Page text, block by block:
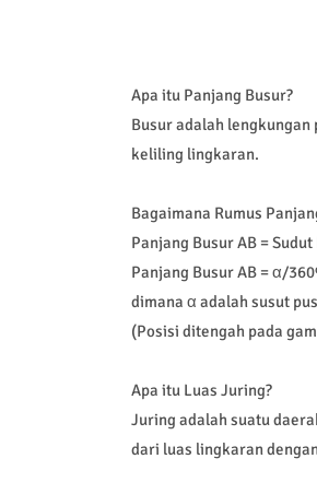
Apa itu Panjang Busur?
Busur adalah
keliling lingkaran.
Bagaimana Rumus
Panjang Busur AB =
Panjang Busur AB = α/
dimana α adalah susut
(Posisi ditengah pada
Apa itu Luas Juring?
Juring adalah suatu
dari luas lingkaran